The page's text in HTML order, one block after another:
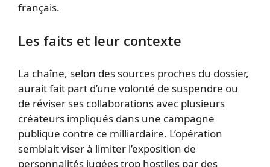
français.
Les faits et leur contexte
La chaîne, selon des sources proches du dossier,
aurait fait part d’une volonté de suspendre ou
de réviser ses collaborations avec plusieurs
créateurs impliqués dans une campagne
publique contre ce milliardaire. L’opération
semblait viser à limiter l’exposition de
personnalités jugées trop hostiles par des